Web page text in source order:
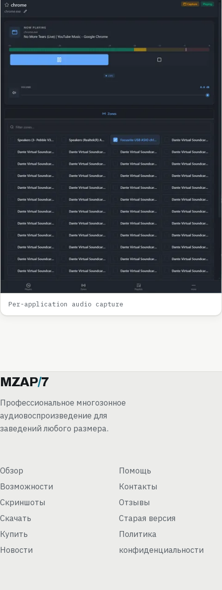
Per-application audio capture
MZAP/7
Профессиональное многозонное
аудиовоспроизведение для
заведений любого размера.
Обзор
Возможности
Скриншоты
Скачать
Купить
Новости
Помощь
Контакты
Отзывы
Старая версия
Политика
конфиденциальности